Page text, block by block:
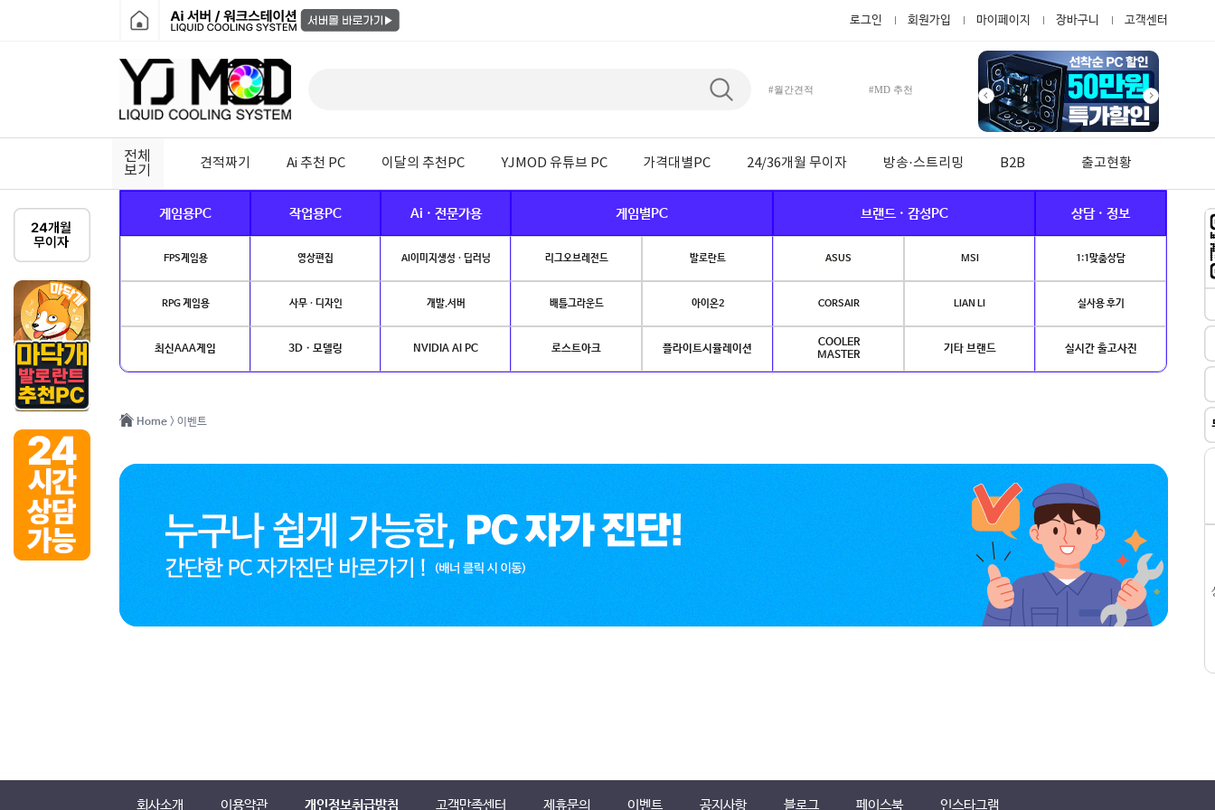
로그인 회원가입 마이페이지 장바구니 고객센터
#월간견적 #MD 추천
전체
보기
견적짜기 Ai 추천 PC 이달의 추천PC YJMOD 유튜브 PC 가격대별PC 24/36개월 무이자 방송·스트리밍 B2B 출고현황
게임용PC 작업용PC Ai · 전문가용 게임별PC 브랜드 · 감성PC 상담 · 정보
FPS게임용 영상편집 AI이미지생성 · 딥러닝 리그오브레전드 발로란트 ASUS MSI 1:1맞춤상담
RPG 게임용 사무 · 디자인 개발.서버 배틀그라운드 아이온2 CORSAIR LIAN LI 실사용 후기
최신AAA게임 3D · 모델링 NVIDIA AI PC 로스트아크 플라이트시뮬레이션
COOLER
MASTER
기타 브랜드 실시간 출고사진
Home > 이벤트
회사소개 이용약관 개인정보취급방침 고객만족센터 제휴문의 이벤트 공지사항 블로그 페이스북 인스타그램